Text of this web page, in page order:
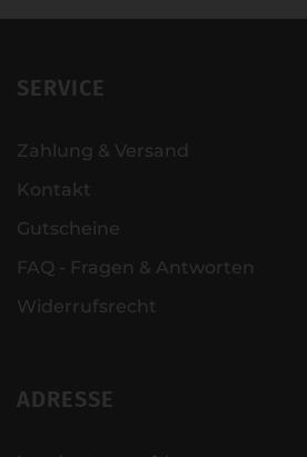
SERVICE
Zahlung & Versand
Kontakt
Gutscheine
FAQ - Fragen & Antworten
Widerrufsrecht
ADRESSE